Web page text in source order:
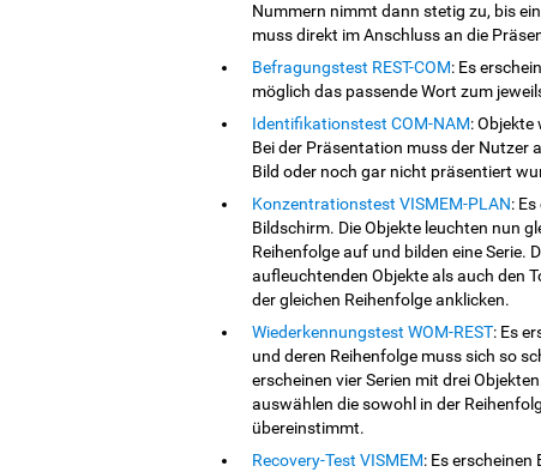
Nummern nimmt dann stetig zu, bis
muss direkt im Anschluss an die
Befragungstest REST-COM: Es
möglich das passende Wort zum
Identifikationstest COM-NAM:
Bei der Präsentation muss der Nutzer
Bild oder noch gar nicht präsentiert
Konzentrationstest VISMEM-PLAN:
Bildschirm. Die Objekte leuchten nun
Reihenfolge auf und bilden eine Serie.
aufleuchtenden Objekte als auch den
der gleichen Reihenfolge anklicken.
Wiederkennungstest WOM-REST: Es
und deren Reihenfolge muss sich so
erscheinen vier Serien mit drei
auswählen die sowohl in der
übereinstimmt.
Recovery-Test VISMEM: Es